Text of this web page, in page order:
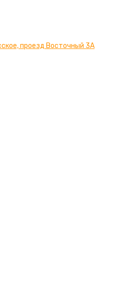
проезд Восточный 3А